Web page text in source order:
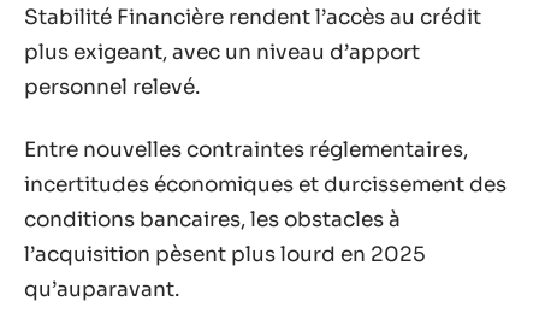
Stabilité Financière rendent l’accès au crédit
plus exigeant, avec un niveau d’apport
personnel relevé.
Entre nouvelles contraintes réglementaires,
incertitudes économiques et durcissement des
conditions bancaires, les obstacles à
l’acquisition pèsent plus lourd en 2025
qu’auparavant.